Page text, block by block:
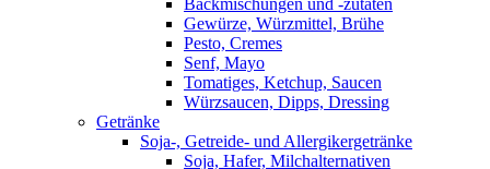
Backmischungen und -zutaten
Gewürze, Würzmittel, Brühe
Pesto, Cremes
Senf, Mayo
Tomatiges, Ketchup, Saucen
Würzsaucen, Dipps, Dressing
Getränke
Soja-, Getreide- und Allergikergetränke
Soja, Hafer, Milchalternativen